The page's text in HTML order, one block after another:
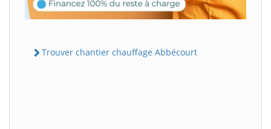
Trouver chantier chauffage Abbécourt